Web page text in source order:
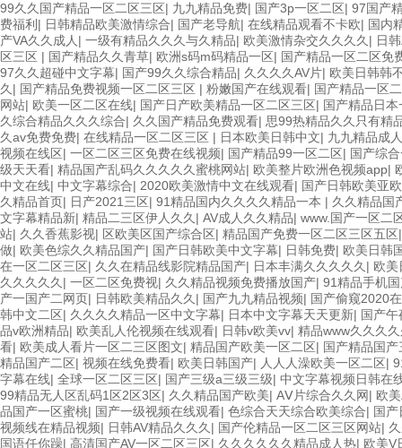
99久久国产精品一区二区三区| 九九精品免费| 国产3p一区二区| 97国产
费福利 | 日韩精品欧美激情综合| 国产老导航| 在线精品观看不卡欧| 国内
产VA久久成人 | 一级有精品久久久与久精品| 欧美激情杂交久久久久 | 日
区三区 | 国产精品久久青草| 欧洲s码m码精品一区| 国产精品一区二区免
97久久超碰中文字幕| 国产99久久综合精品| 久久久久AV片| 欧美日韩韩
久 | 国产精品免费视频一区二区三区 | 粉嫩国产在线观看| 国产精品一区
网站| 欧美一区二区在线| 国产日产欧美精品一区二区三区| 国产精品日
久综合精品久久久综合| 久久国产精品免费观看| 思99热精品久久只有精
久av免费免费| 在线精品一区二区三区 | 日本欧美日韩中文| 九九精品成
视频在线区| 一区二区三区免费在线视频| 国产精品99一区二区| 国产综
级天天看| 精品国产乱码久久久久久蜜桃网站| 欧美整片欧洲色视频app|
中文在线| 中文字幕综合| 2020欧美激情中文在线观看| 国产日韩欧美亚
久精品首页| 日产2021三区| 91精品国内久久久久精品一本 | 久久精品国
文字幕精品新| 精品二三区伊人久久 | AV成人久久精品| www.国产一区二
站| 久久香蕉影视| 区欧美区国产综合区| 精品国产免费一区二区三区五区
做| 欧美色综久久精品国产| 国产日韩欧美中文字幕| 日韩免费| 欧美日韩
在一区二区三区| 久久在精品线影院精品国产| 日本丰满久久久久久 | 欧美
久久久久久 | 一区二区免费视| 久久精品视频免费播放国产| 91精品手机
产一国产二网页| 日韩欧美精品久久 | 国产九九精品视频| 国产偷窥2020
韩中文二区| 久久久久精品一区中文字幕| 日本中文字幕天天更新| 国产
品v欧洲精品| 欧美乱人伦视频在线观看| 日韩v欧美vv| 精品www久久久
看| 欧美成人看片一区二三区图文| 精品国产欧美一区二区| 国产精品国
精品国产二区| 视频在线免费看| 欧美日韩国产| 人人人澡欧美一区二区|
字幕在线| 全球一区二区三区| 国产三级a三级三级| 中文字幕视频日韩在
99精品无人区乱码1区2区3区| 久久精品国产欧美| AⅤ片综合久久网| 欧
品国产一区蜜桃| 国产一级视频在线观看| 色综合天天综合欧美综合| 国
视频线在精品视频| 日韩AV精品久久久 | 国产伦精品一区二区三区网站|
国语任你躁| 高清国产AV一区二区三区| 久久久久久久精品成人热| 欧美V